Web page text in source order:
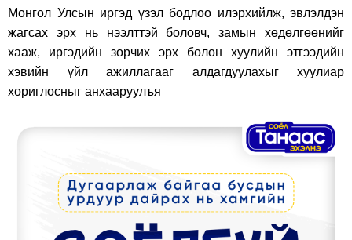
Монгол Улсын иргэд үзэл бодлоо илэрхийлж, эвлэлдэн
жагсах эрх нь нээлттэй боловч, замын хөдөлгөөнийг
хааж, иргэдийн зорчих эрх болон хуулийн этгээдийн
хэвийн үйл ажиллагааг алдагдуулахыг хуулиар
хориглосныг анхааруулъя